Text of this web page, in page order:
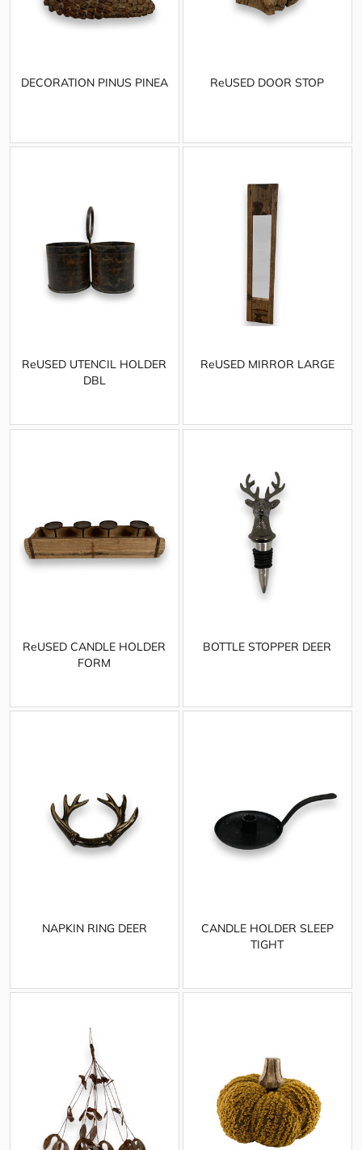
DECORATION PINUS PINEA ReUSED DOOR STOP
ReUSED UTENCIL HOLDER
DBL
ReUSED MIRROR LARGE
ReUSED CANDLE HOLDER
FORM
BOTTLE STOPPER DEER
NAPKIN RING DEER
CANDLE HOLDER SLEEP
TIGHT